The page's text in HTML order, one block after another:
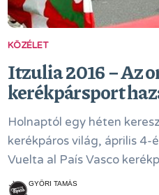
KÖZÉLET
Itzulia 2016 − Az
kerékpársport
Holnaptól egy héten
kerékpáros világ, április 4-
Vuelta al País Vasco
GYŐRI TAMÁS